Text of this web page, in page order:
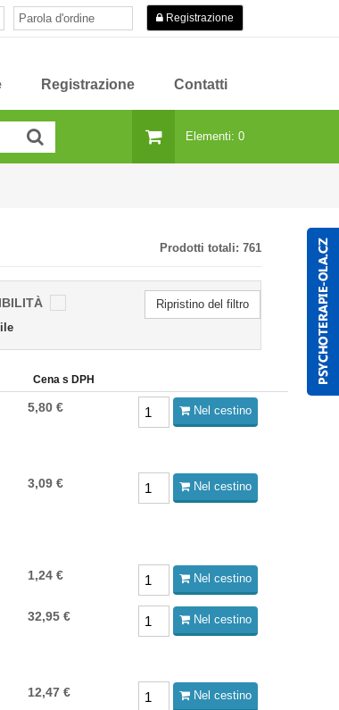
Registrazione
Registrazione Contatti
Elementi: 0
Prodotti totali: 761
Ripristino del filtro
Cena s DPH
5,80 € Nel cestino
3,09 € Nel cestino
1,24 € Nel cestino
32,95 € Nel cestino
12,47 € Nel cestino